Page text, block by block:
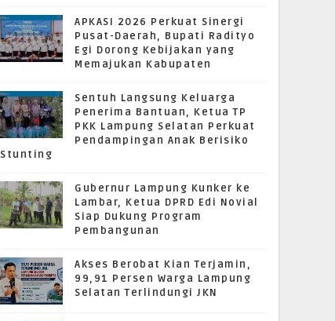
APKASI 2026 Perkuat Sinergi
Pusat-Daerah, Bupati Radityo
Egi Dorong Kebijakan yang
Memajukan Kabupaten
Sentuh Langsung Keluarga
Penerima Bantuan, Ketua TP
PKK Lampung Selatan Perkuat
Pendampingan Anak Berisiko
Stunting
Gubernur Lampung Kunker ke
Lambar, Ketua DPRD Edi Novial
Siap Dukung Program
Pembangunan
Akses Berobat Kian Terjamin,
99,91 Persen Warga Lampung
Selatan Terlindungi JKN